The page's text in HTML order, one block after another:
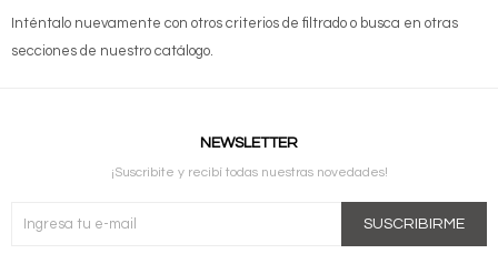
Inténtalo nuevamente con otros criterios de filtrado o busca en otras
secciones de nuestro catálogo.
NEWSLETTER
¡Suscribite y recibí todas nuestras novedades!
SUSCRIBIRME